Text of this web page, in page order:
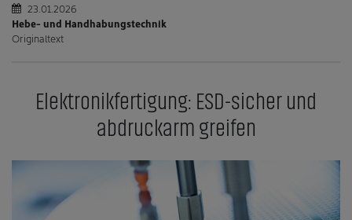
23.01.2026
Hebe- und Handhabungstechnik
Originaltext
Elektronikfertigung: ESD-sicher und
abdruckarm greifen